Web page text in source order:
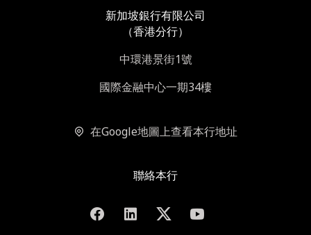
新加坡銀行有限公司
（香港分行）
中環港景街1號
國際金融中心一期34樓
在Google地圖上查看本行地址
聯絡本行